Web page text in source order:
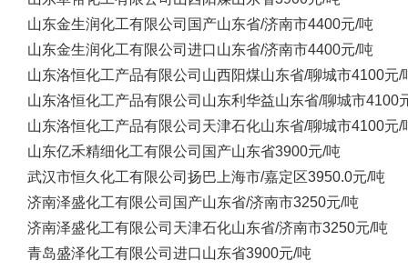
山东金生润化工有限公司 国产山东省/济南市4400元/吨
山东金生润化工有限公司 进口山东省/济南市4400元/吨
山东洛恒化工产品有限公司 山西阳煤山东省/聊城市4100元/
山东洛恒化工产品有限公司 山东利华益山东省/聊城市4100
山东洛恒化工产品有限公司 天津石化山东省/聊城市4100元/
山东亿禾精细化工有限公司 国产山东省3900元/吨
武汉市恒久化工有限公司 扬巴 上海市/嘉定区3950.0元/吨
济南泽盛化工有限公司 国产山东省/济南市3250元/吨
济南泽盛化工有限公司 天津石化山东省/济南市3250元/吨
青岛盛泽化工有限公司 进口山东省3900元/吨